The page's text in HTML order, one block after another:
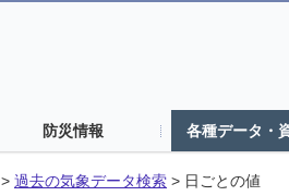
防災情報 各種データ・
> 過去の気象データ検索 > 日ごとの値